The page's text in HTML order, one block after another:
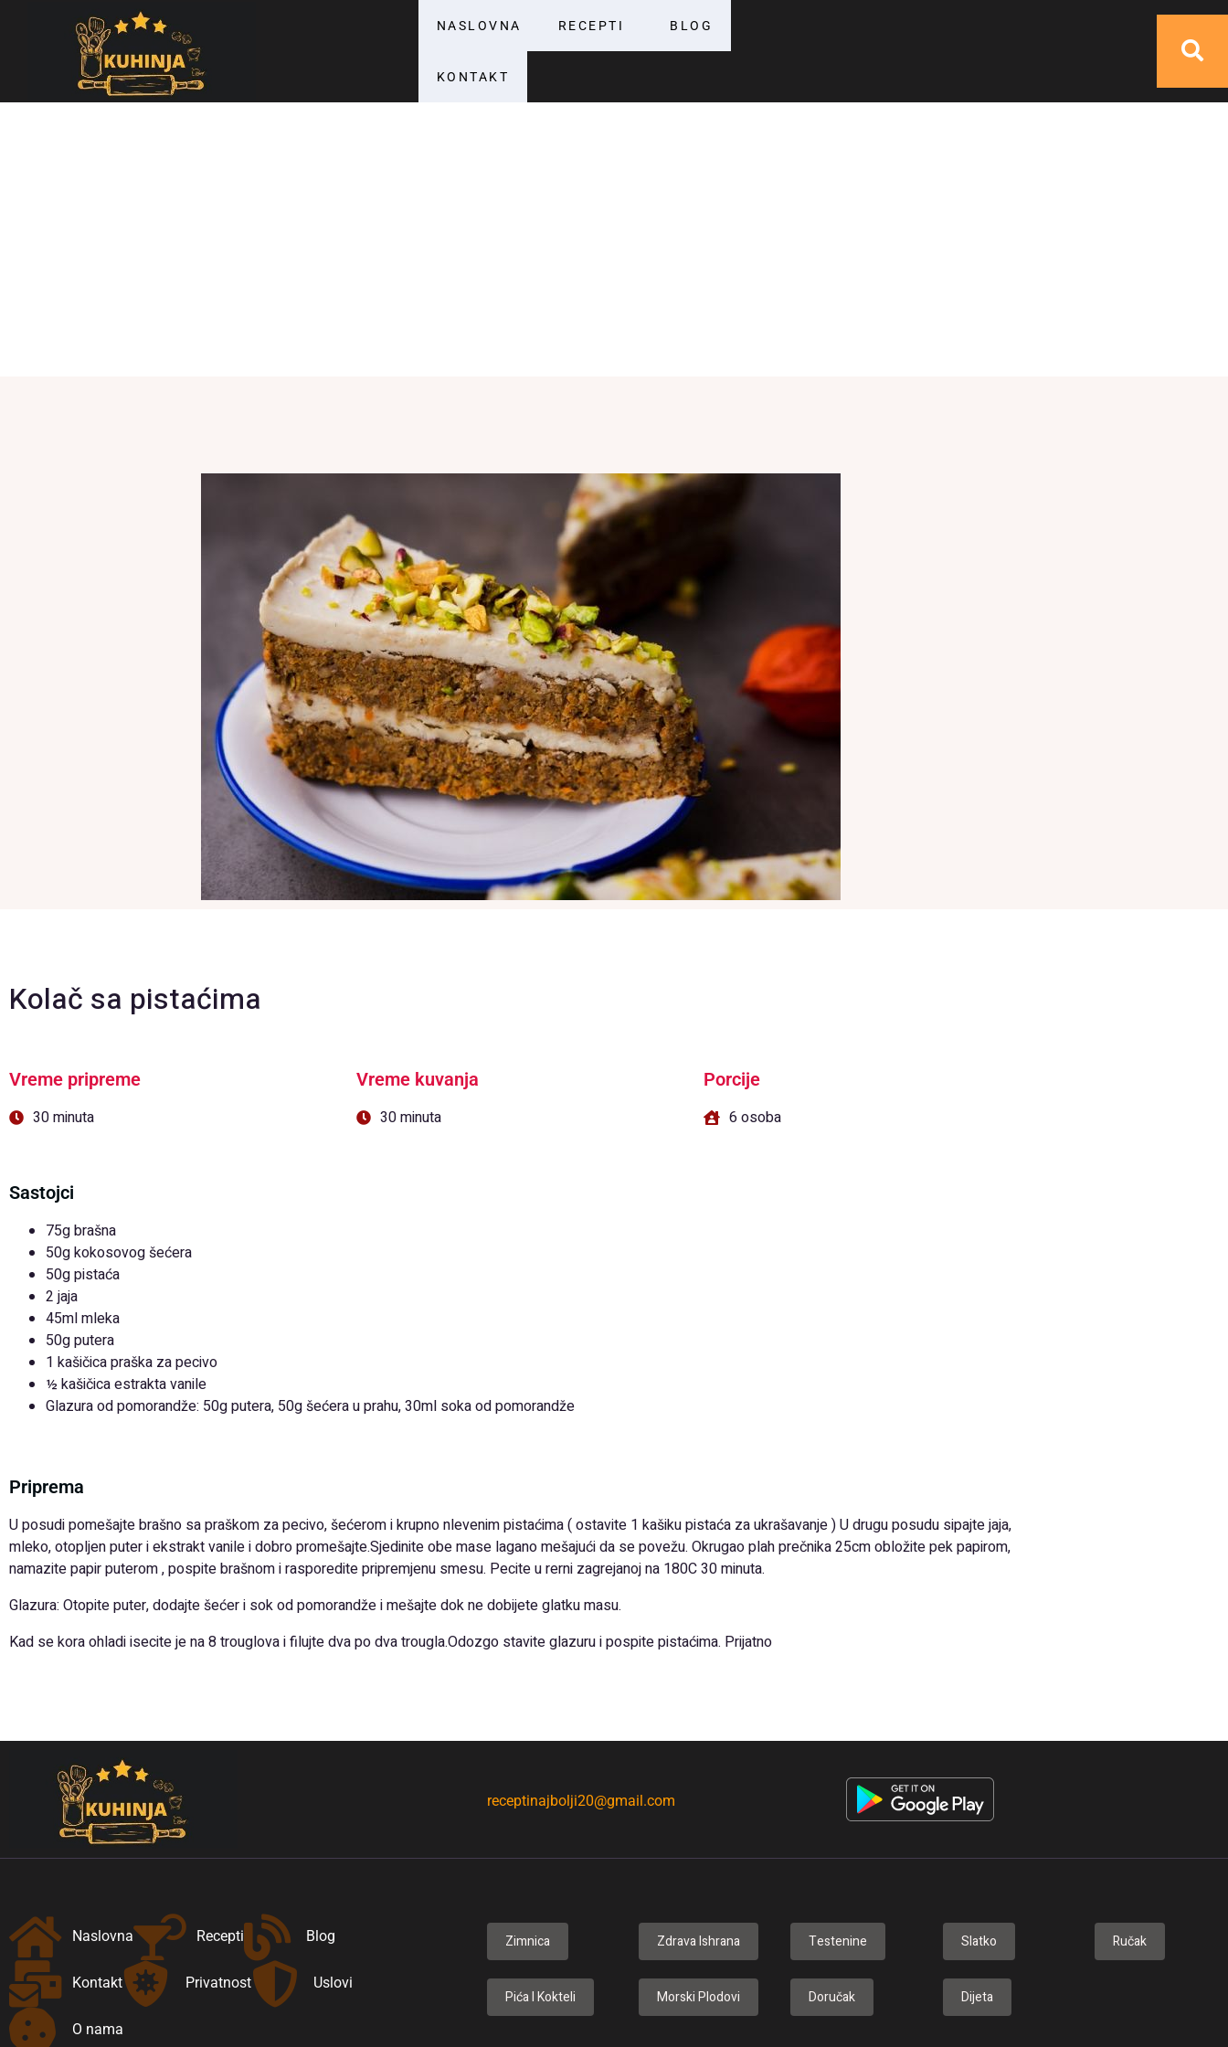
NASLOVNA RECEPTI BLOG
KONTAKT
Kolač sa pistaćima
Vreme pripreme
30 minuta
Vreme kuvanja
30 minuta
Porcije
6 osoba
Sastojci
75g brašna
50g kokosovog šećera
50g pistaća
2 jaja
45ml mleka
50g putera
1 kašičica praška za pecivo
½ kašičica estrakta vanile
Glazura od pomorandže: 50g putera, 50g šećera u prahu, 30ml soka od pomorandže
Priprema
U posudi pomešajte brašno sa praškom za pecivo, šećerom i krupno nlevenim pistaćima ( ostavite 1 kašiku pistaća za ukrašavanje ) U drugu posudu sipajte jaja,
mleko, otopljen puter i ekstrakt vanile i dobro promešajte.Sjedinite obe mase lagano mešajući da se povežu. Okrugao plah prečnika 25cm obložite pek papirom,
namazite papir puterom , pospite brašnom i rasporedite pripremjenu smesu. Pecite u rerni zagrejanoj na 180C 30 minuta.
Glazura: Otopite puter, dodajte šećer i sok od pomorandže i mešajte dok ne dobijete glatku masu.
Kad se kora ohladi isecite je na 8 trouglova i filujte dva po dva trougla.Odozgo stavite glazuru i pospite pistaćima. Prijatno
receptinajbolji20@gmail.com
Naslovna Recepti Blog
Kontakt Privatnost Uslovi
O nama
Zimnica Zdrava Ishrana Testenine Slatko Ručak
Pića I Kokteli Morski Plodovi Doručak Dijeta